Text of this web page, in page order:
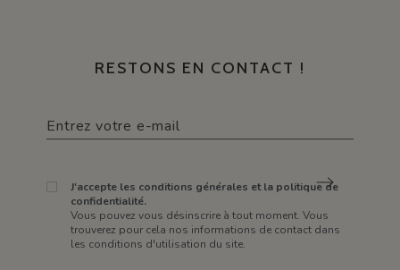
RESTONS EN CONTACT !
J'accepte les conditions générales et la politique de
confidentialité.
Vous pouvez vous désinscrire à tout moment. Vous
trouverez pour cela nos informations de contact dans
les conditions d'utilisation du site.